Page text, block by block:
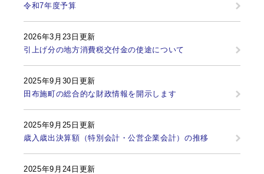
令和7年度予算
2026年3月23日更新
引上げ分の地方消費税交付金の使途について
2025年9月30日更新
田布施町の総合的な財政情報を開示します
2025年9月25日更新
歳入歳出決算額（特別会計・公営企業会計）の推移
2025年9月24日更新